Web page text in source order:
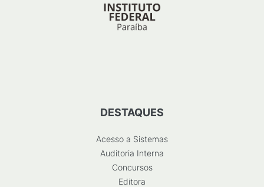
DESTAQUES
Acesso a Sistemas
Auditoria Interna
Concursos
Editora